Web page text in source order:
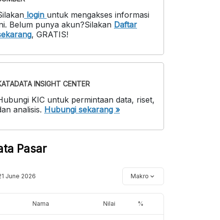
login untuk mengakses informasi
. Belum punya akun?Silakan Daftar
, GRATIS!
INSIGHT CENTER
KIC untuk permintaan data, riset,
analisis. Hubungi sekarang »
Pasar
June 2026 Makro
Nama Nilai %